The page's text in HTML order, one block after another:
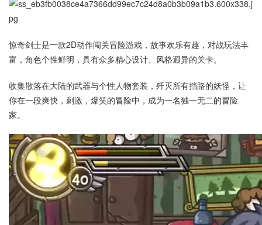
惊奇剑士是一款2D动作闯关冒险游戏，故事欢乐有趣，对战玩法丰
富，角色个性鲜明，具有众多精心设计、风格迥异的关卡。
收集散落在大陆的武器与个性人物套装，歼灭所有挡路的妖怪，让
你在一段爽快，刺激，爆笑的冒险中，成为一名独一无二的冒险
家。